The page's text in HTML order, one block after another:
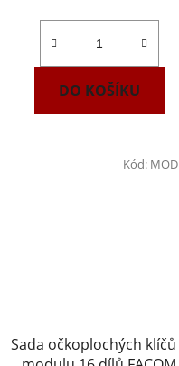
DO KOŠÍKU
Sada očkoplochých klíčů
Kód: